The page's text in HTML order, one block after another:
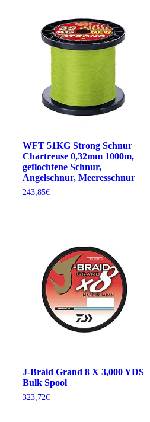
WFT 51KG Strong Schnur
Chartreuse 0,32mm 1000m,
geflochtene Schnur,
Angelschnur, Meeresschnur
243,85€
J-Braid Grand 8 X 3,000 YDS
Bulk Spool
323,72€